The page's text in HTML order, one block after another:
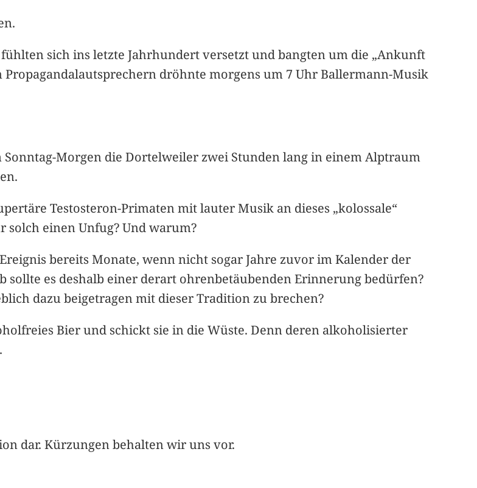
sich ins letzte Jahrhundert versetzt und bangten um die „Ankunft
Propagandalautsprechern dröhnte morgens um 7 Uhr Ballermann-Musik
Morgen die Dortelweiler zwei Stunden lang in einem Alptraum
Testosteron-Primaten mit lauter Musik an dieses „kolossale“
einen Unfug? Und warum?
bereits Monate, wenn nicht sogar Jahre zuvor im Kalender der
es deshalb einer derart ohrenbetäubenden Erinnerung bedürfen?
dazu beigetragen mit dieser Tradition zu brechen?
Bier und schickt sie in die Wüste. Denn deren alkoholisierter
dar. Kürzungen behalten wir uns vor.